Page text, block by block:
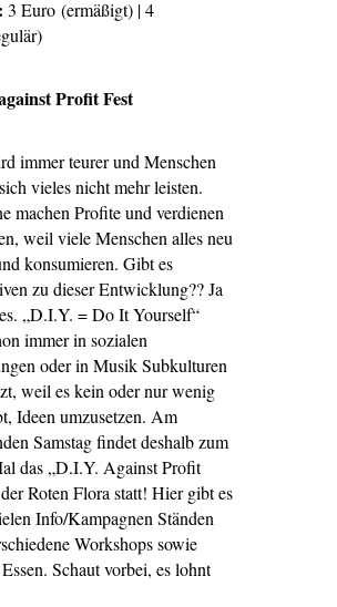
3 Euro (ermäßigt) | 4
Profit Fest
immer teurer und Menschen
vieles nicht mehr leisten.
machen Profite und verdienen
weil viele Menschen alles neu
konsumieren. Gibt es
zu dieser Entwicklung?? Ja
„D.I.Y. = Do It Yourself“
immer in sozialen
oder in Musik Subkulturen
weil es kein oder nur wenig
Ideen umzusetzen. Am
Samstag findet deshalb zum
das „D.I.Y. Against Profit
Roten Flora statt! Hier gibt es
Info/Kampagnen Ständen
Workshops sowie
Schaut vorbei, es lohnt